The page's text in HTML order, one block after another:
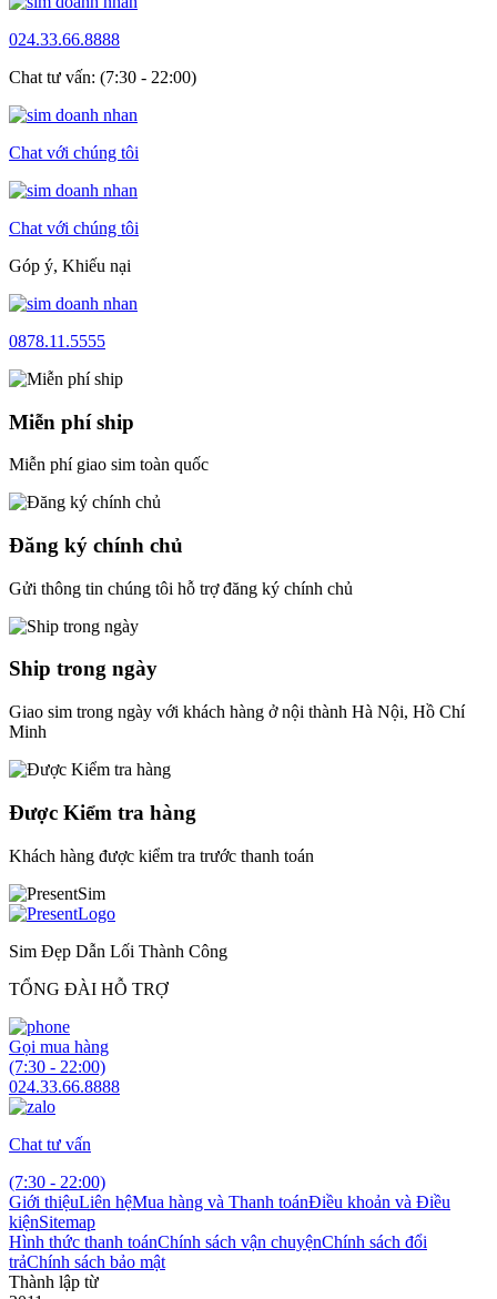
024.33.66.8888
Chat tư vấn: (7:30 - 22:00)
Chat với chúng tôi
Chat với chúng tôi
Góp ý, Khiếu nại
0878.11.5555
Miễn phí ship
Miễn phí giao sim toàn quốc
Đăng ký chính chủ
Gửi thông tin chúng tôi hỗ trợ đăng ký chính chủ
Ship trong ngày
Giao sim trong ngày với khách hàng ở nội thành Hà Nội, Hồ Chí
Minh
Được Kiểm tra hàng
Khách hàng được kiểm tra trước thanh toán
Sim Đẹp Dẫn Lối Thành Công
TỔNG ĐÀI HỖ TRỢ
Gọi mua hàng
(7:30 - 22:00)
024.33.66.8888
Chat tư vấn
(7:30 - 22:00)
Giới thiệuLiên hệMua hàng và Thanh toánĐiều khoản và Điều
kiệnSitemap
Hình thức thanh toánChính sách vận chuyệnChính sách đổi
trảChính sách bảo mật
Thành lập từ